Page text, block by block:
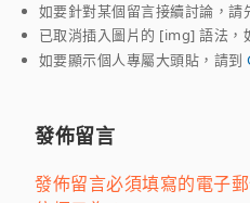
如要針對某個留言接續討論，請
已取消插入圖片的 [img] 語法，
如要顯示個人專屬大頭貼，請到
發佈留言
發佈留言必須填寫的電子